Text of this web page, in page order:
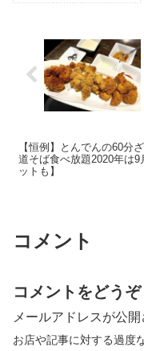
【恒例】とんでんの60分
道そば食べ放題2020年は9
ットも】
コメント
コメントをどうぞ
メールアドレスが公
お店や記事に対する過度